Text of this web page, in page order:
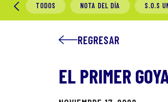
TODOS NOTA DEL DÍA S.O.S
REGRESAR
EL PRIMER